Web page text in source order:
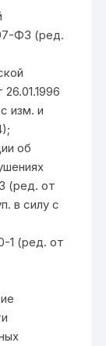
ФЗ (ред.
изм. и
об
(ред. от
в силу с
1 (ред. от